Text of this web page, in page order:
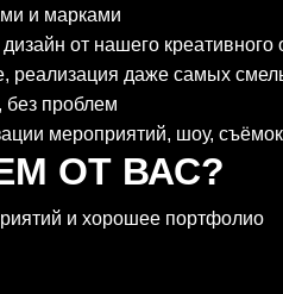
и марками
от нашего креативного
реализация даже самых
без проблем
мероприятий, шоу,
ОТ ВАС?
и хорошее портфолио